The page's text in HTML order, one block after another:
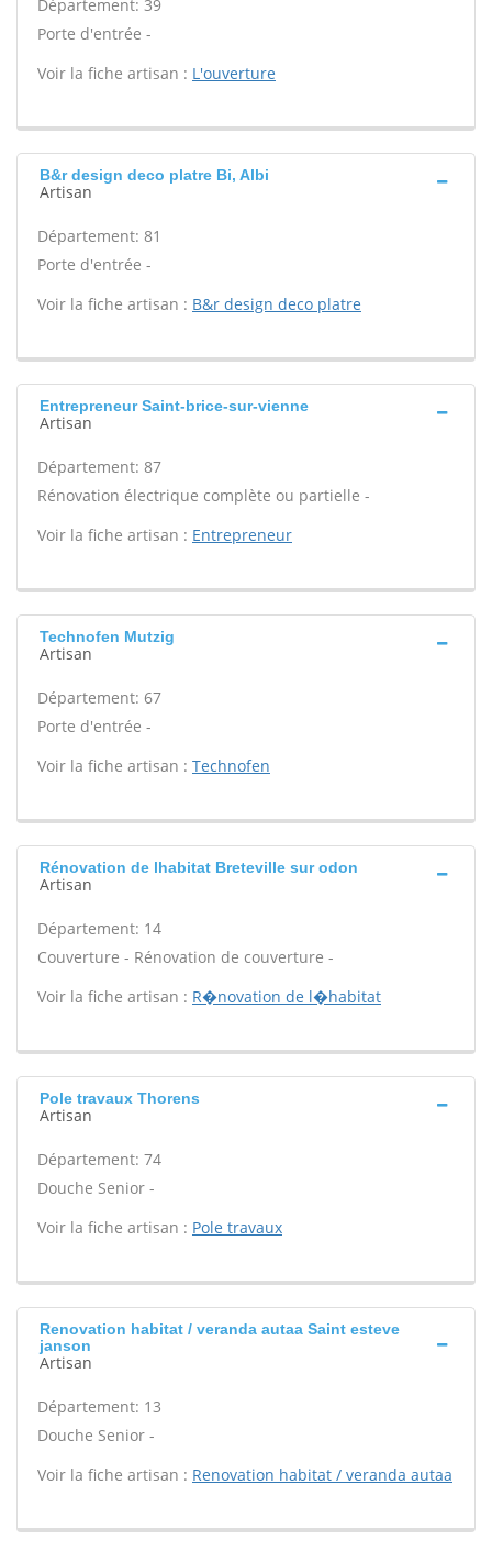
Département: 39
Porte d'entrée -
Voir la fiche artisan : L'ouverture
B&r design deco platre Bi, Albi
Artisan
Département: 81
Porte d'entrée -
Voir la fiche artisan : B&r design deco platre
Entrepreneur Saint-brice-sur-vienne
Artisan
Département: 87
Rénovation électrique complète ou partielle -
Voir la fiche artisan : Entrepreneur
Technofen Mutzig
Artisan
Département: 67
Porte d'entrée -
Voir la fiche artisan : Technofen
Rénovation de lhabitat Breteville sur odon
Artisan
Département: 14
Couverture - Rénovation de couverture -
Voir la fiche artisan : R�novation de l�habitat
Pole travaux Thorens
Artisan
Département: 74
Douche Senior -
Voir la fiche artisan : Pole travaux
Renovation habitat / veranda autaa Saint esteve
janson
Artisan
Département: 13
Douche Senior -
Voir la fiche artisan : Renovation habitat / veranda autaa